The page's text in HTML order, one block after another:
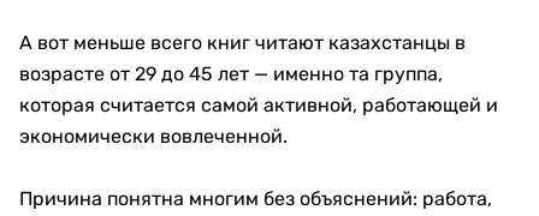
А вот меньше всего книг читают казахстанцы в
возрасте от 29 до 45 лет — именно та группа,
которая считается самой активной, работающей и
экономически вовлеченной.
Причина понятна многим без объяснений: работа,